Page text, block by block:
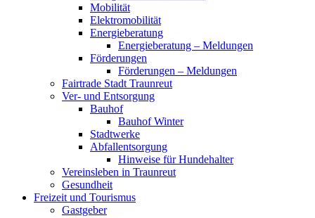
Mobilität
Elektromobilität
Energieberatung
Energieberatung – Meldungen
Förderungen
Förderungen – Meldungen
Fairtrade Stadt Traunreut
Ver- und Entsorgung
Bauhof
Bauhof Winter
Stadtwerke
Abfallentsorgung
Hinweise für Hundehalter
Vereinsleben in Traunreut
Gesundheit
Freizeit und Tourismus
Gastgeber